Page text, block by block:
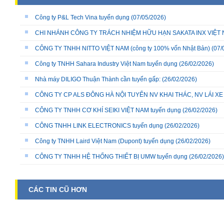
Công ty P&L Tech Vina tuyển dụng (07/05/2026)
CHI NHÁNH CÔNG TY TRÁCH NHIỆM HỮU HẠN SAKATA INX
CÔNG TY TNHH NITTO VIỆT NAM (công ty 100% vốn Nhật Bản) (07/
Công ty TNHH Sahara Industry Việt Nam tuyển dụng (26/02/2026)
Nhà máy DILIGO Thuận Thành cần tuyển gấp: (26/02/2026)
CÔNG TY CP ALS ĐÔNG HÀ NỘI TUYỂN NV KHAI THÁC, NV LÁI
CÔNG TY TNHH CƠ KHÍ SEIKI VIỆT NAM tuyển dụng (26/02/2026)
CÔNG TNHH LINK ELECTRONICS tuyển dụng (26/02/2026)
Công ty TNHH Laird Việt Nam (Dupont) tuyển dụng (26/02/2026)
CÔNG TY TNHH HỆ THỐNG THIẾT BỊ UMW tuyển dụng (26/02/2026)
CÁC TIN CŨ HƠN